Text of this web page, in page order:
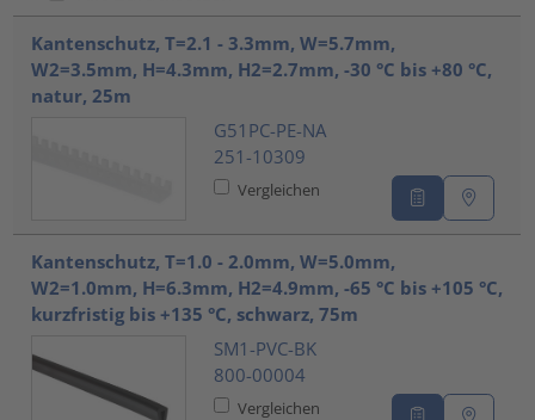
Kantenschutz, T=2.1 - 3.3mm, W=5.7mm,
W2=3.5mm, H=4.3mm, H2=2.7mm, -30 °C bis +80 °C,
natur, 25m
G51PC-PE-NA
251-10309
Vergleichen
Kantenschutz, T=1.0 - 2.0mm, W=5.0mm,
W2=1.0mm, H=6.3mm, H2=4.9mm, -65 °C bis +105 °C,
kurzfristig bis +135 °C, schwarz, 75m
SM1-PVC-BK
800-00004
Vergleichen